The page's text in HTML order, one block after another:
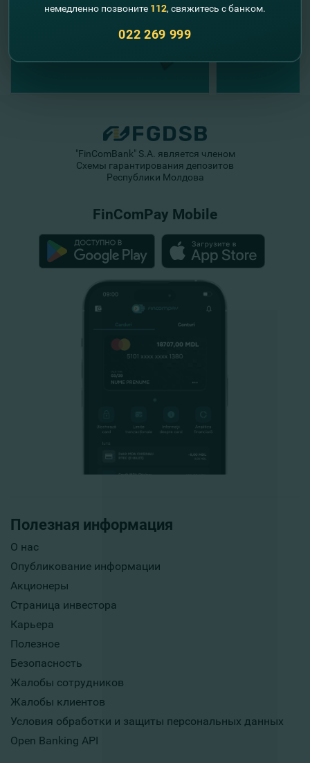
Полезная информация
О нас
Опубликование информации
Акционеры
Страница инвестора
Карьера
Полезное
Безопасность
Жалобы сотрудников
Жалобы клиентов
Условия обработки и защиты персональных данных
Open Banking API
"FinComBank" S.A. является членом
Схемы гарантирования депозитов
Республики Молдова
FinComPay Mobile
немедленно позвоните 112, свяжитесь с банком.
022 269 999